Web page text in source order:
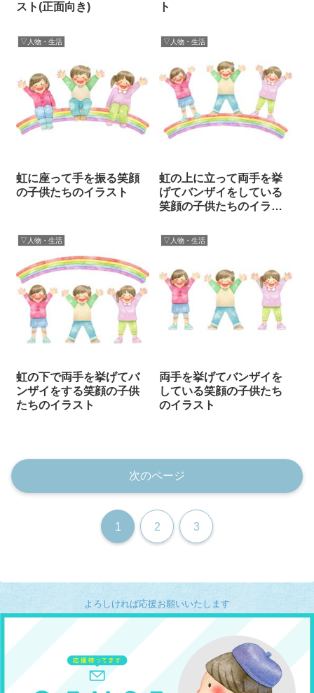
スト(正面向き)
ト
▽人物・生活
虹に座って手を振る笑顔
の子供たちのイラスト
▽人物・生活
虹の上に立って両手を挙
げてバンザイをしている
笑顔の子供たちのイラス
▽人物・生活
虹の下で両手を挙げてバ
ンザイをする笑顔の子供
たちのイラスト
▽人物・生活
両手を挙げてバンザイを
している笑顔の子供たち
のイラスト
次のページ
1 2 3
よろしければ応援お願いいたします